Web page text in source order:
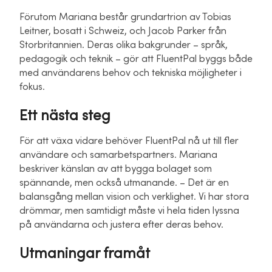
Förutom Mariana består grundartrion av Tobias
Leitner, bosatt i Schweiz, och Jacob Parker från
Storbritannien. Deras olika bakgrunder – språk,
pedagogik och teknik – gör att FluentPal byggs både
med användarens behov och tekniska möjligheter i
fokus.
Ett nästa steg
För att växa vidare behöver FluentPal nå ut till fler
användare och samarbetspartners. Mariana
beskriver känslan av att bygga bolaget som
spännande, men också utmanande. – Det är en
balansgång mellan vision och verklighet. Vi har stora
drömmar, men samtidigt måste vi hela tiden lyssna
på användarna och justera efter deras behov.
Utmaningar framåt